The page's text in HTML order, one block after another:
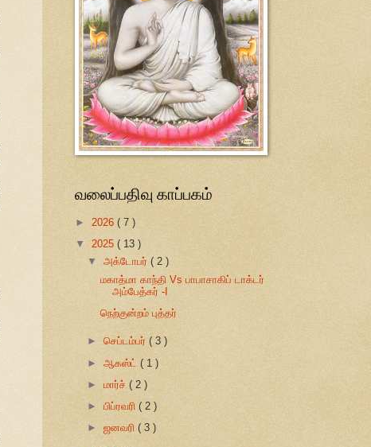
வலைப்பதிவு காப்பகம்
► 2026 ( 7 )
▼ 2025 ( 13 )
▼அக்டோபர்( 2 )
மகாத்மா காந்தி Vs பாபாசாகிப் டாக்டர்
அம்பேத்கர் -I
நெற்குன்றம் புத்தர்
►செப்டம்பர்( 3 )
►ஆகஸ்ட்( 1 )
►மார்ச்( 2 )
►பிப்ரவரி( 2 )
►ஜனவரி( 3 )